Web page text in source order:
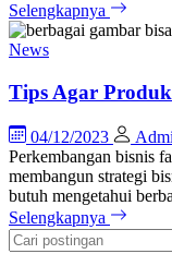
Selengkapnya
News
Tips Agar
04/12/2023
Perkembangan bisnis
membangun strategi
butuh mengetahui
Selengkapnya